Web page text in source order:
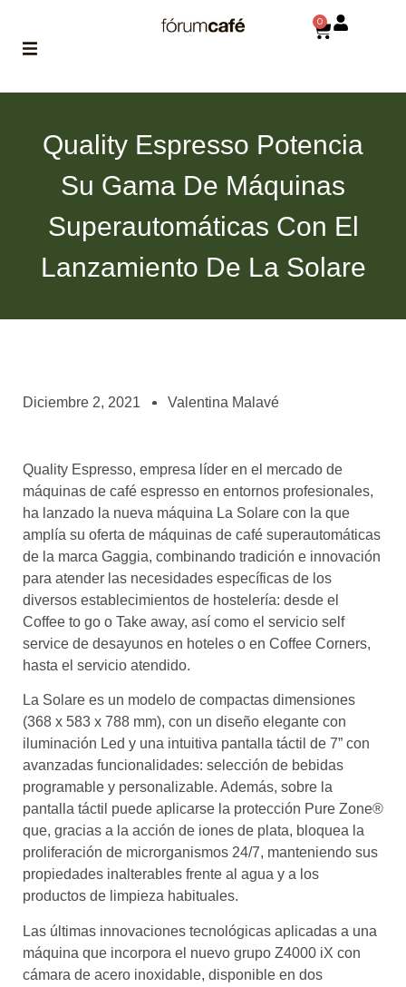
de fórum
BLOG
de fórum
asociados
el café siempre tiene
algo nuevo que
enseñarnos
BOLSA DE TRABAJO
¡te imaginas vivir de tu pasión
por el café?
CONTACTO
¡queremos saber
de ti!
0
Quality Espresso Potencia
Su Gama De Máquinas
Superautomáticas Con El
Lanzamiento De La Solare
Diciembre 2, 2021 Valentina Malavé
Quality Espresso, empresa líder en el mercado de
máquinas de café espresso en entornos profesionales,
ha lanzado la nueva máquina La Solare con la que
amplía su oferta de máquinas de café superautomáticas
de la marca Gaggia, combinando tradición e innovación
para atender las necesidades específicas de los
diversos establecimientos de hostelería: desde el
Coffee to go o Take away, así como el servicio self
service de desayunos en hoteles o en Coffee Corners,
hasta el servicio atendido.
La Solare es un modelo de compactas dimensiones
(368 x 583 x 788 mm), con un diseño elegante con
iluminación Led y una intuitiva pantalla táctil de 7” con
avanzadas funcionalidades: selección de bebidas
programable y personalizable. Además, sobre la
pantalla táctil puede aplicarse la protección Pure Zone®
que, gracias a la acción de iones de plata, bloquea la
proliferación de microrganismos 24/7, manteniendo sus
propiedades inalterables frente al agua y a los
productos de limpieza habituales.
Las últimas innovaciones tecnológicas aplicadas a una
máquina que incorpora el nuevo grupo Z4000 iX con
cámara de acero inoxidable, disponible en dos